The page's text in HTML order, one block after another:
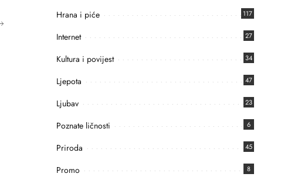
Hrana i piće 117
Internet 27
Kultura i povijest 34
Ljepota 47
Ljubav 23
Poznate ličnosti 6
Priroda 45
Promo 8